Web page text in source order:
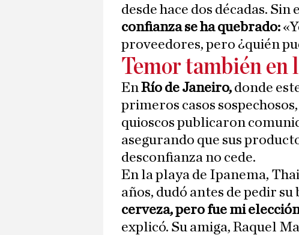
desde hace dos décadas.
confianza se ha quebrado:
proveedores, pero ¿quién
Temor también en
EnRío de Janeiro, donde
primeros casos
quioscos publicaron
asegurando que sus
desconfianza no cede.
En la playa de Ipanema,
años, dudó antes de pedir su
cerveza, pero fue mi
explicó. Su amiga, Raquel